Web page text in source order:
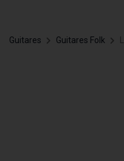
Guitares Guitares Folk